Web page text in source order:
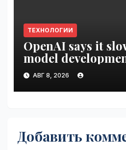
ТЕХНОЛОГИИ
OpenAI says it
model
security concerns
АВГ 8, 2026
Добавить